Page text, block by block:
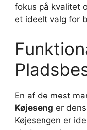
fokus på kvalitet
et ideelt valg for
En af de mest
Køjeseng er
Køjesengen er